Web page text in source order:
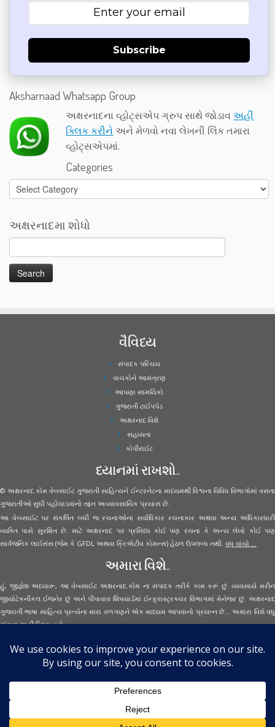
Subscribe
Aksharnaad Whatsapp Group
અક્ષરનાદના વ્હોટ્સએપ ગ્રુપ સાથે જોડાવઅહીં
ક્લિક કરીને અને મેળવો નવા લેખની લિંક તમારા
વ્હોટ્સએપમાં.
Categories
Categories
અક્ષરનાદમા શોધો
વૈવિધ્ય
સંપાદક પરિચય
વાચકોને આમંત્રણ
આપણા સામયિકો
ગુજરાતી ટાઈપપેડ
અક્ષરનાદ વિશે
સહાયતા
કોપીરાઈટ
ધ્યાનમાં રાખશો..
© અક્ષરનાદ.કોમ વેબસાઈટ ગુજરાતી સાહિત્યને ઈન્ટરનેટના માધ્યમથી વિશ્વના વિવિધ વિભાગોમાં વસતા
ગુજરાતીઓ સુધી પહોંચાડવાનો તદ્દન અવ્યાવસાયિક પ્રયાસ છે.
આ વેબસાઈટ પર સંકલિત બધી જ રચનાઓના સર્વાધિકાર રચનાકાર અથવા અન્ય અધિકારધારી
વ્યક્તિ પાસે સુરક્ષિત છે. માટે અક્ષરનાદ પર પ્રસિધ્ધ કોઈ પણ રચના કે અન્ય લેખો કોઈ પણ
સાર્વજનિક લાઈસંસ (જેમ કે GFDL અથવા ક્રિએટીવ કોમન્સ) હેઠળ ઉપલબ્ધ નથી. વધુ વાંચો ...
અમારા વિશે..
હું, જીજ્ઞેશ અધ્યારૂ, આ વેબસાઈટ અક્ષરનાદ.કોમ ના સંપાદક તરીકે કામ કરૂં છું. વ્યવસાયે મરીન
જીયોટેકનીકલ ઈજનેર છું અને પીપાવાવ શિપયાર્ડમાં ઈન્ફ્રાસ્ટ્રક્ચર વિભાગમાં મેનેજર છું. અક્ષરનાદ
ગુજરાતી ભાષા સાહિત્ય પ્રત્યેના મારા વળગણને એક માધ્યમ આપવાનો પ્રયત્ન છે... અમારા વિશે વધુ
વાંચવાઅહીં ક્લિક કરો...
Secured Site Assurance
Aksharnaad.com
By Jignesh Adhyaru ·
· All Rights Reserved ·